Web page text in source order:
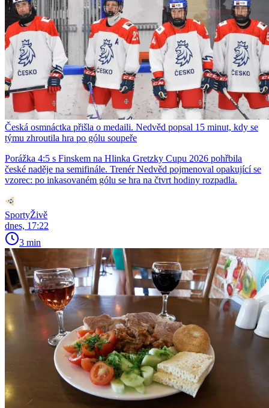
Česká osmnáctka přišla o medaili. Nedvěd popsal 15 minut, kdy se
týmu zhroutila hra po gólu soupeře
Porážka 4:5 s Finskem na Hlinka Gretzky Cupu 2026 pohřbila
české naděje na semifinále. Trenér Nedvěd pojmenoval opakující se
vzorec: po inkasovaném gólu se hra na čtvrt hodiny rozpadla.
SportyŽivě
dnes, 17:22
3 min